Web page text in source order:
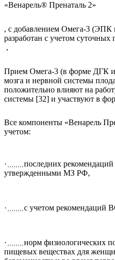
«Венарель® Пренаталь 2»
, с добавлением Омега-3
разработан с учетом
,
Прием Омега-3 (в форме ДГК
мозга и нервной системы
положительно влияют на
системы [32] и участвуют в
Все компоненты «Венарель
учетом:
·
последних
утвержденными МЗ РФ,
· с учетом рекомендаций
·
норм физиологических
пищевых веществах для